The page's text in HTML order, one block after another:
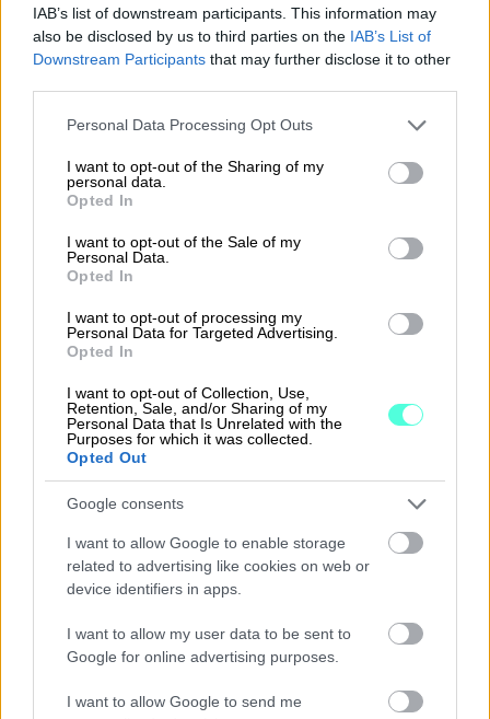
IAB’s list of downstream participants. This information may
also be disclosed by us to third parties on the IAB’s List of
Downstream Participants that may further disclose it to other
Please note that this website/app uses one or more Google
not limited to your visit or usage behaviour. You may click to
grant or deny consent to Google and its third-party tags to
use your data for below specified purposes in below Google
consent section.
Personal Data Processing Opt Outs
I want to opt-out of the Sharing of my
personal data.
Opted In
I want to opt-out of the Sale of my
Personal Data.
Opted In
I want to opt-out of processing my
Personal Data for Targeted Advertising.
Opted In
I want to opt-out of Collection, Use,
Retention, Sale, and/or Sharing of my
Personal Data that Is Unrelated with the
Purposes for which it was collected.
Opted Out
Google consents
I want to allow Google to enable storage
related to advertising like cookies on web or
device identifiers in apps.
I want to allow my user data to be sent to
Google for online advertising purposes.
I want to allow Google to send me
Työajan kirjaus, muokkaus ja poisto
Kirjaaminen kestolla, alku- ja loppuajalla tai
leimaamalla
Työkohde- tai projektikohtainen kirjaus
Poissaolo- ja lomahakemusten teko,
Liukumien ja vuosilomapäivien seuranta
Hallintokäyttäjälle/Esihenkilöll
Hallintokäyttäjän toiminnallisuudet web-
sovelluksessa:
Työaikakirjausten hyväksyntä ja muokkaus